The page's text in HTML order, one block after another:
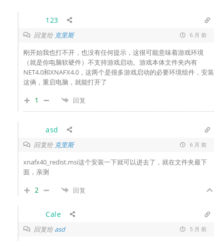
123
回复给 克里斯 6 月 前
刚开始我也打不开，也没有任何提示，这很可能意味着游戏环境
（就是你电脑软硬件）不支持游戏启动。游戏本体文件夹内有
NET4.0和XNAFX4.0，这两个是很多游戏启动的必要环境组件，安装
这俩，重启电脑，就能打开了
1 回复
asd
回复给 克里斯 6 月 前
xnafx40_redist.msi这个安装一下就可以进去了，就在文件夹最下
面，亲测
2 回复
Cale
回复给asd 5 月 前